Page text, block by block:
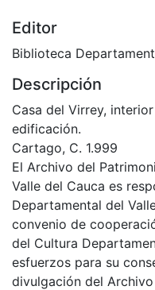
Editor
Biblioteca
Descripción
Casa del Virrey,
edificación.
Cartago, C. 1.999
El Archivo del
Valle del Cauca es
Departamental del
convenio de
del Cultura
esfuerzos para su
divulgación del